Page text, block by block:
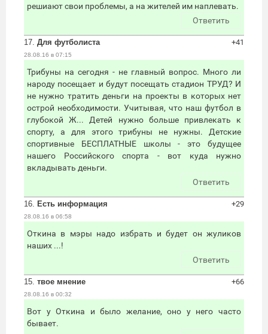
решиают свои проблемы, а на жителей им наплевать.
Ответить
17. Для футболиста
28.08.16 в 07:15
+41
Трибуны на сегодня - не главный вопрос. Много ли
народу посещает и будут посещать стадион ТРУД? И
не нужно тратить деньги на проекты в которых нет
острой необходимости. Учитывая, что наш футбол в
глубокой Ж... Детей нужно больше привлекать к
спорту, а для этого трибуны не нужны. Детские
спортивные БЕСПЛАТНЫЕ школы - это будущее
нашего Российского спорта - вот куда нужно
вкладывать деньги.
Ответить
16. Есть информация
28.08.16 в 06:58
+29
Откина в мэры надо избрать и будет он жуликов
наших ...!
Ответить
15. твое мнение
28.08.16 в 00:32
+66
Вот у Откина и было желание, оно у него часто
бывает.